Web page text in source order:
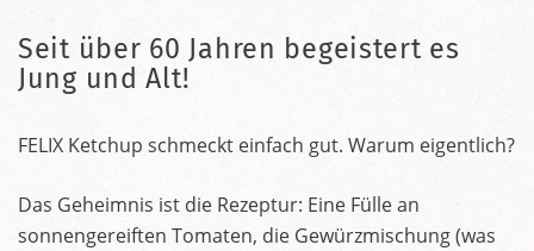
Seit über 60 Jahren begeistert es
Jung und Alt!
FELIX Ketchup schmeckt einfach gut. Warum eigentlich?
Das Geheimnis ist die Rezeptur: Eine Fülle an
sonnengereiften Tomaten, die Gewürzmischung (was